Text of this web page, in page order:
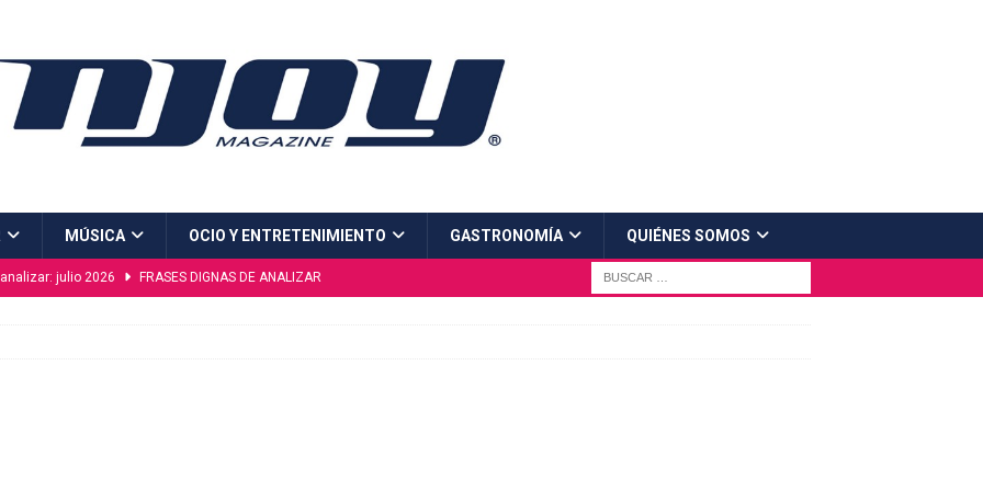
MÚSICA OCIO Y ENTRETENIMIENTO GASTRONOMÍA QUIÉNES SOMOS
julio 2026 FRASES DIGNAS DE ANALIZAR